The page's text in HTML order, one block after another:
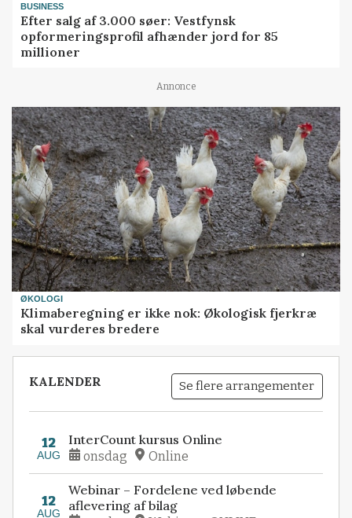
BUSINESS
Efter salg af 3.000 søer: Vestfynsk
opformeringsprofil afhænder jord for 85
millioner
Annonce
ØKOLOGI
Klimaberegning er ikke nok: Økologisk fjerkræ
skal vurderes bredere
KALENDER Se flere arrangementer
12
AUG
InterCount kursus Online
onsdag Online
12
AUG
Webinar – Fordelene ved løbende
aflevering af bilag